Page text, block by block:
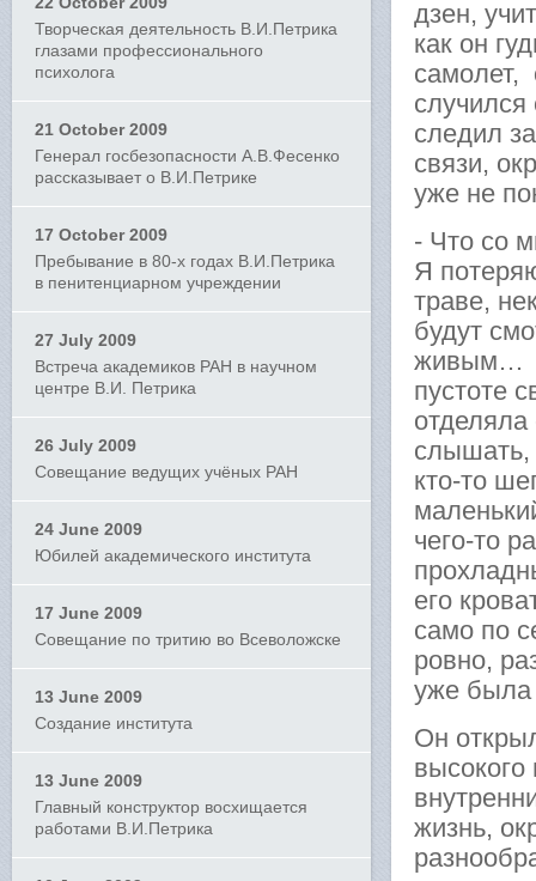
Творческая деятельность В.И.Петрика
глазами профессионального
психолога
21 October 2009
Генерал госбезопасности А.В.Фесенко
рассказывает о В.И.Петрике
17 October 2009
Пребывание в 80-х годах В.И.Петрика
в пенитенциарном учреждении
27 July 2009
Встреча академиков РАН в научном
центре В.И. Петрика
26 July 2009
Совещание ведущих учёных РАН
24 June 2009
Юбилей академического института
17 June 2009
Совещание по тритию во Всеволожске
13 June 2009
Создание института
13 June 2009
Главный конструктор восхищается
работами В.И.Петрика
дзен,
как он
самолет,
следил
связи,
уже не
- Что со
Я
траве,
будут
живым…
пустоте
слышать,
кто-то
чего-то
его
само по
ровно,
уже была
Он
жизнь,